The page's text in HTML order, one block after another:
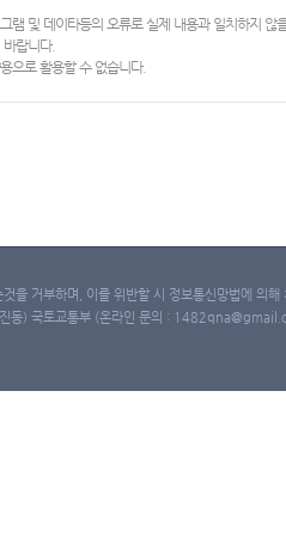
램 및 데이타등의 오류로 실제 내용과 일치하지
랍니다.
으로 활용할 수 없습니다.
을 거부하며, 이를 위반할 시 정보통신망법에 의
동) 국토교통부 (온라인 문의 :